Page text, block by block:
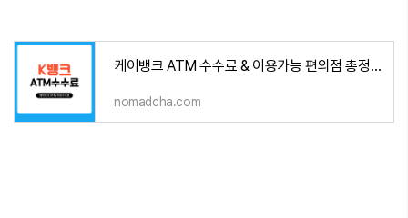
케이뱅크 ATM 수수료 & 이용가능 편의점 총정리
nomadcha.com